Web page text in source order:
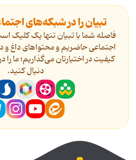
تبیان را در شبکه‌های
فاصله شما با تبیان تنها یک کلیک
اجتماعی حاضریم و محتواهای داغ و
کیفیت در اختیارتان می‌گذاریم؛ ما
دنیال کنید.